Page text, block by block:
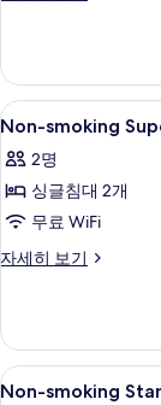
보
기
자
세
히
기
Non-
smoking
Superior
Twin
사
진
보
기
1
Non-smoking
2명
싱글침대 2개
무료 WiFi
자세히 보기
Non-
자
세
히
Non-
1
Non-smoking